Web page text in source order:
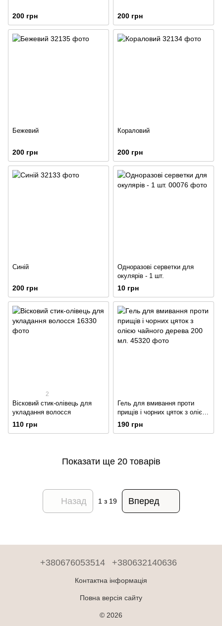
200 грн 200 грн
Бежевий
200 грн
Кораловий
200 грн
Синій
200 грн
Одноразові серветки для
окулярів - 1 шт.
10 грн
2
Вісковий стик-олівець для
укладання волосся
110 грн
Гель для вмивання проти
прищів і чорних цяток з олією
чайного дерева 200 мл.
190 грн
Показати ще 20 товарів
Назад 1 з 19 Вперед
+380676053514 +380632140636
Контактна інформація
Повна версія сайту
© 2026